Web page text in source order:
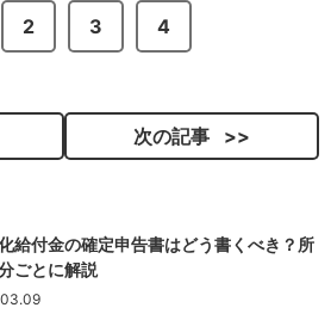
2 3 4
次の記事
給付金の確定申告書はどう書くべき？所
ごとに解説